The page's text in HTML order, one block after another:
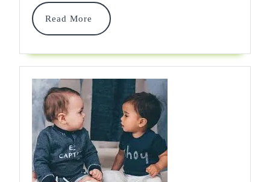
Read More
Read
More